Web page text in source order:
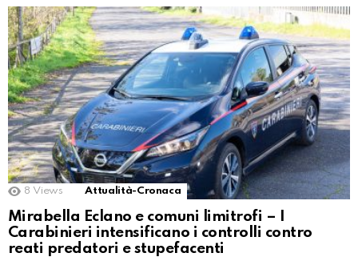
8 Views Attualità-Cronaca
Mirabella Eclano e comuni limitrofi – I
Carabinieri intensificano i controlli contro
reati predatori e stupefacenti